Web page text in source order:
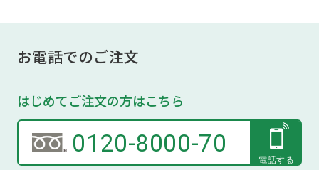
お電話でのご注文
はじめてご注文の方はこちら
0120-8000-70